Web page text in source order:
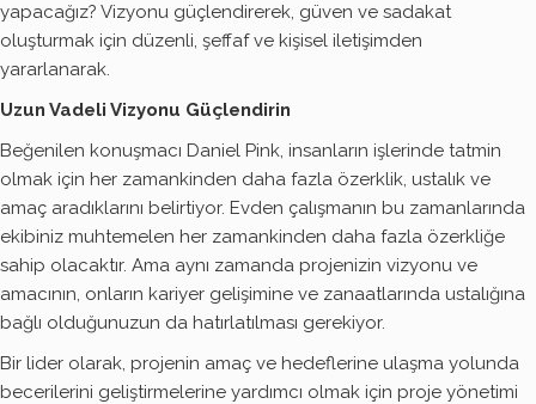
yapacağız? Vizyonu güçlendirerek, güven ve sadakat
oluşturmak için düzenli, şeffaf ve kişisel iletişimden
yararlanarak.
Uzun Vadeli Vizyonu Güçlendirin
Beğenilen konuşmacı Daniel Pink, insanların işlerinde tatmin
olmak için her zamankinden daha fazla özerklik, ustalık ve
amaç aradıklarını belirtiyor. Evden çalışmanın bu zamanlarında
ekibiniz muhtemelen her zamankinden daha fazla özerkliğe
sahip olacaktır. Ama aynı zamanda projenizin vizyonu ve
amacının, onların kariyer gelişimine ve zanaatlarında ustalığına
bağlı olduğunuzun da hatırlatılması gerekiyor.
Bir lider olarak, projenin amaç ve hedeflerine ulaşma yolunda
becerilerini geliştirmelerine yardımcı olmak için proje yönetimi